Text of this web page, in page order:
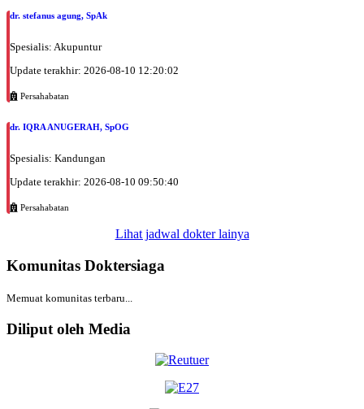
dr. stefanus agung, SpAk
Spesialis: Akupuntur
Update terakhir: 2026-08-10 12:20:02
Persahabatan
dr. IQRA ANUGERAH, SpOG
Spesialis: Kandungan
Update terakhir: 2026-08-10 09:50:40
Persahabatan
Lihat jadwal dokter lainya
Komunitas Doktersiaga
Memuat komunitas terbaru...
Diliput oleh Media